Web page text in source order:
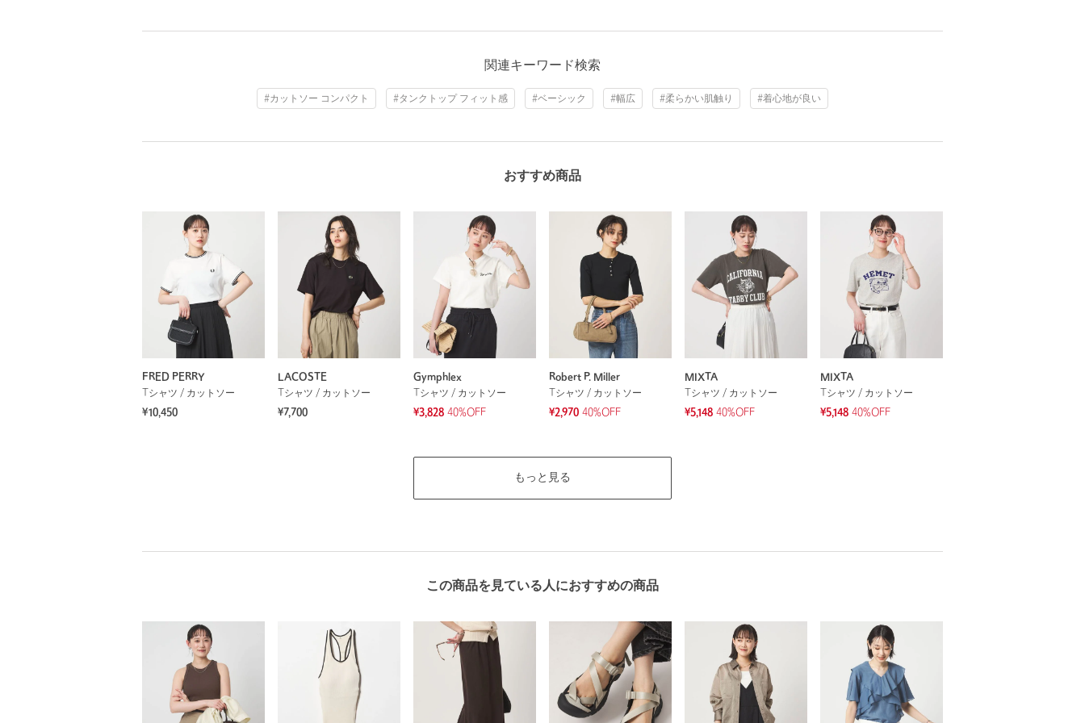
関連キーワード検索
#カットソー コンパクト #タンクトップ フィット感 #ベーシック #幅広 #柔らかい肌触り #着心地が良い
おすすめ商品
FRED PERRY
Tシャツ / カットソー
¥10,450
LACOSTE
Tシャツ / カットソー
¥7,700
Gymphlex
Tシャツ / カットソー
¥3,828 40%OFF
Robert P. Miller
Tシャツ / カットソー
¥2,970 40%OFF
MIXTA
Tシャツ / カットソー
¥5,148 40%OFF
MIXTA
Tシャツ / カットソー
¥5,148 40%OFF
もっと見る
この商品を見ている人におすすめの商品